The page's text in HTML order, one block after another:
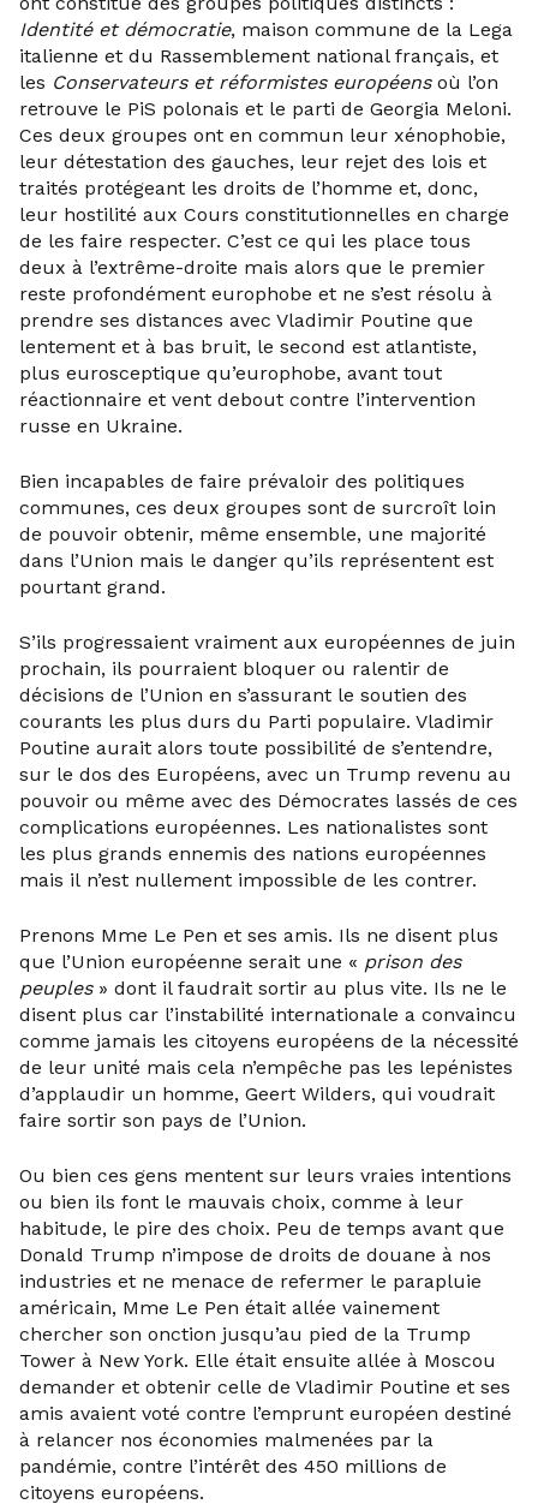
Identité et démocratie, maison commune de la Lega
italienne et du Rassemblement national français, et
les Conservateurs et réformistes européensoù l’on
retrouve le PiS polonais et le parti de Georgia Meloni.
Ces deux groupes ont en commun leur xénophobie,
leur détestation des gauches, leur rejet des lois et
traités protégeant les droits de l’homme et, donc,
leur hostilité aux Cours constitutionnelles en charge
de les faire respecter. C’est ce qui les place tous
deux à l’extrême-droite mais alors que le premier
reste profondément europhobe et ne s’est résolu à
prendre ses distances avec Vladimir Poutine que
lentement et à bas bruit, le second est atlantiste,
plus eurosceptique qu’europhobe, avant tout
réactionnaire et vent debout contre l’intervention
russe en Ukraine.
Bien incapables de faire prévaloir des politiques
communes, ces deux groupes sont de surcroît loin
de pouvoir obtenir, même ensemble, une majorité
dans l’Union mais le danger qu’ils représentent est
pourtant grand.
S’ils progressaient vraiment aux européennes de juin
prochain, ils pourraient bloquer ou ralentir de
décisions de l’Union en s’assurant le soutien des
courants les plus durs du Parti populaire. Vladimir
Poutine aurait alors toute possibilité de s’entendre,
sur le dos des Européens, avec un Trump revenu au
pouvoir ou même avec des Démocrates lassés de ces
complications européennes. Les nationalistes sont
les plus grands ennemis des nations européennes
mais il n’est nullement impossible de les contrer.
Prenons Mme Le Pen et ses amis. Ils ne disent plus
que l’Union européenne serait une « prison des
peuples » dont il faudrait sortir au plus vite. Ils ne le
disent plus car l’instabilité internationale a convaincu
comme jamais les citoyens européens de la nécessité
de leur unité mais cela n’empêche pas les lepénistes
d’applaudir un homme, Geert Wilders, qui voudrait
faire sortir son pays de l’Union.
Ou bien ces gens mentent sur leurs vraies intentions
ou bien ils font le mauvais choix, comme à leur
habitude, le pire des choix. Peu de temps avant que
Donald Trump n’impose de droits de douane à nos
industries et ne menace de refermer le parapluie
américain, Mme Le Pen était allée vainement
chercher son onction jusqu’au pied de la Trump
Tower à New York. Elle était ensuite allée à Moscou
demander et obtenir celle de Vladimir Poutine et ses
amis avaient voté contre l’emprunt européen destiné
à relancer nos économies malmenées par la
pandémie, contre l’intérêt des 450 millions de
citoyens européens.